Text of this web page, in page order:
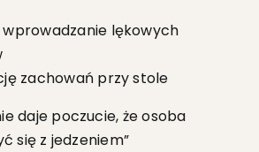
lękowych
zachowań przy stole
daje poczucie, że osoba
się z jedzeniem”